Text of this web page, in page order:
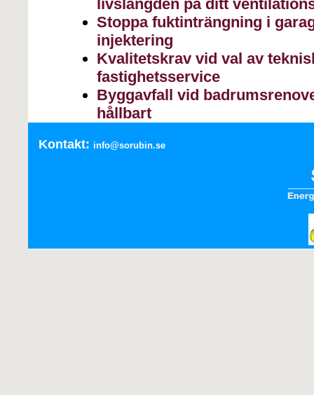
livslängden på ditt
Stoppa fuktinträngning i
injektering
Kvalitetskrav vid val av
fastighetsservice
Byggavfall vid
hållbart
Kontakt: info@sorubin.se